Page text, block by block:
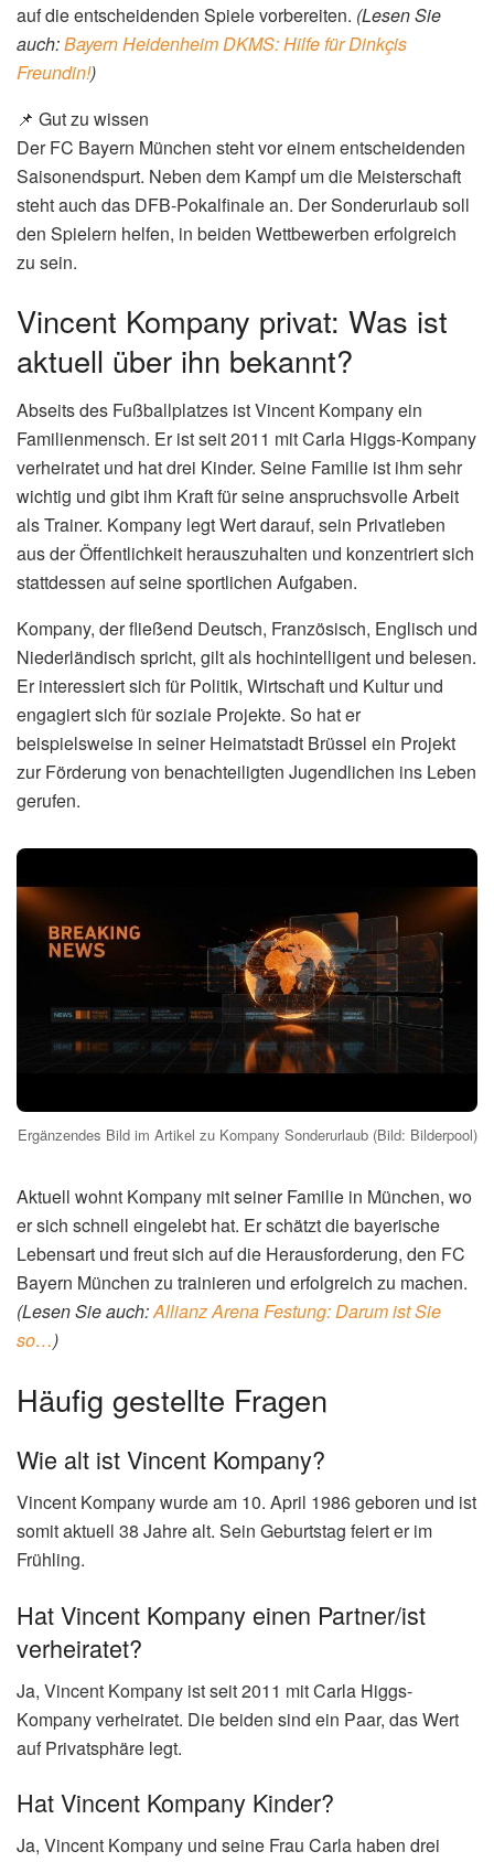
auf die entscheidenden Spiele vorbereiten. (Lesen Sie
auch:Bayern Heidenheim DKMS: Hilfe für Dinkçis
Freundin!)
📌 Gut zu wissen
Der FC Bayern München steht vor einem entscheidenden
Saisonendspurt. Neben dem Kampf um die Meisterschaft
steht auch das DFB-Pokalfinale an. Der Sonderurlaub soll
den Spielern helfen, in beiden Wettbewerben erfolgreich
zu sein.
Vincent Kompany privat: Was ist
aktuell über ihn bekannt?
Abseits des Fußballplatzes ist Vincent Kompany ein
Familienmensch. Er ist seit 2011 mit Carla Higgs-Kompany
verheiratet und hat drei Kinder. Seine Familie ist ihm sehr
wichtig und gibt ihm Kraft für seine anspruchsvolle Arbeit
als Trainer. Kompany legt Wert darauf, sein Privatleben
aus der Öffentlichkeit herauszuhalten und konzentriert sich
stattdessen auf seine sportlichen Aufgaben.
Kompany, der fließend Deutsch, Französisch, Englisch und
Niederländisch spricht, gilt als hochintelligent und belesen.
Er interessiert sich für Politik, Wirtschaft und Kultur und
engagiert sich für soziale Projekte. So hat er
beispielsweise in seiner Heimatstadt Brüssel ein Projekt
zur Förderung von benachteiligten Jugendlichen ins Leben
gerufen.
Ergänzendes Bild im Artikel zu Kompany Sonderurlaub (Bild: Bilderpool)
Aktuell wohnt Kompany mit seiner Familie in München, wo
er sich schnell eingelebt hat. Er schätzt die bayerische
Lebensart und freut sich auf die Herausforderung, den FC
Bayern München zu trainieren und erfolgreich zu machen.
(Lesen Sie auch:Allianz Arena Festung: Darum ist Sie
so…)
Häufig gestellte Fragen
Wie alt ist Vincent Kompany?
Vincent Kompany wurde am 10. April 1986 geboren und ist
somit aktuell 38 Jahre alt. Sein Geburtstag feiert er im
Frühling.
Hat Vincent Kompany einen Partner/ist
verheiratet?
Ja, Vincent Kompany ist seit 2011 mit Carla Higgs-
Kompany verheiratet. Die beiden sind ein Paar, das Wert
auf Privatsphäre legt.
Hat Vincent Kompany Kinder?
Ja, Vincent Kompany und seine Frau Carla haben drei